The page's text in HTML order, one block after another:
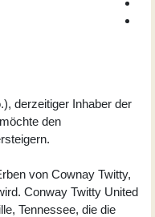
derzeitiger Inhaber der
den
von Cownay Twitty,
Conway Twitty United
Tennessee, die die